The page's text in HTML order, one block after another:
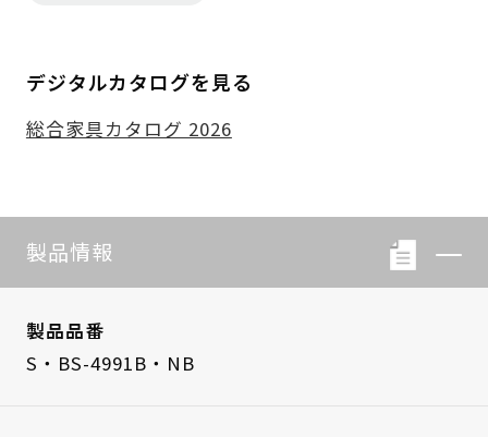
デジタルカタログを見る
総合家具カタログ 2026
製品情報
製品品番
S・BS-4991B・NB